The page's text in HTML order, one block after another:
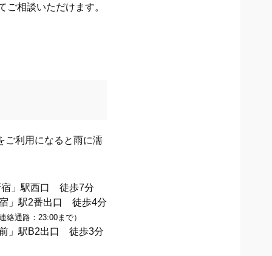
ご相談いただけます。
ご利用になると雨に濡
宿」駅西口 徒歩7分
」駅2番出口 徒歩4分
通路：23:00まで）
」駅B2出口 徒歩3分